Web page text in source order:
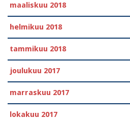
maaliskuu 2018
helmikuu 2018
tammikuu 2018
joulukuu 2017
marraskuu 2017
lokakuu 2017